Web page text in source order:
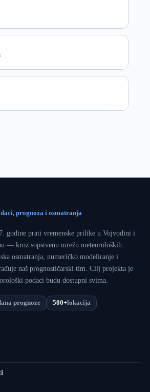
prognoza i osmatranja
godine prati vremenske prilike u Vojvodini i
— kroz sopstvenu mrežu meteoroloških
osmatranja, numeričko modeliranje i
naš prognostičarski tim. Cilj projekta je
podaci budu dostupni svima.
prognoze 500+lokacija